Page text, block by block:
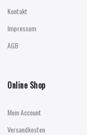
Kontakt
Impressum
AGB
Online Shop
Mein Account
Versandkosten